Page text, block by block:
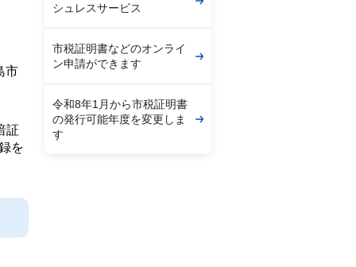
市
証
を
シュレスサービス
市税証明書などのオンライ
ン申請ができます
令和8年1月から市税証明書
の発行可能年度を変更しま
す